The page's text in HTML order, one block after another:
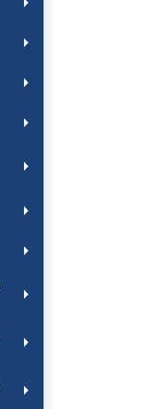
arrow_right
arrow_right
arrow_right
arrow_right
arrow_right
arrow_right
arrow_right
arrow_right
arrow_right